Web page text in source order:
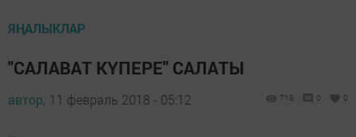
ЯҢАЛЫКЛАР
"САЛАВАТ КҮПЕРЕ" САЛАТЫ
автор, 11 февраль 2018 - 05:12 718 0 0